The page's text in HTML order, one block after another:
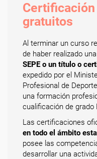
gratuitos
Al terminar un curso
de haber realizado una
SEPE o un título o
expedido por el
Profesional de
una formación
cualificación de grado
Las certificaciones
en todo el ámbito
posee las
desarrollar una